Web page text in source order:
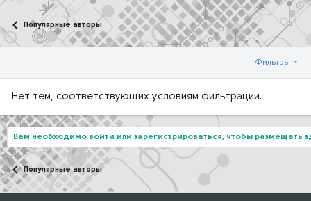
Популярные авторы
Фильтры
Нет тем, соответствующих условиям фильтрации.
Вам необходимо войти или зарегистрироваться, чтобы размещать
Популярные авторы